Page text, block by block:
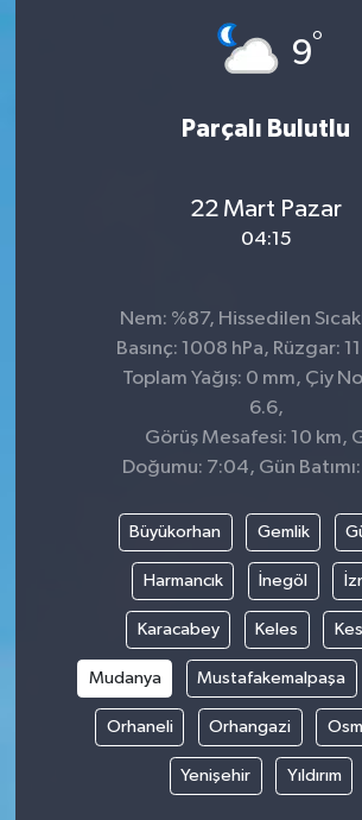
9°
Parçalı Bulutlu
22 Mart Pazar
04:15
Nem: %87, Hissedilen
Basınç: 1008 hPa, Rüzgar:
Toplam Yağış: 0 mm, Çiy
6.6,
Görüş Mesafesi: 10 km,
Doğumu: 7:04, Gün
Büyükorhan Gemlik
Harmancık İnegöl
Karacabey Keles
Mudanya Mustafakemalpaşa
Orhaneli Orhangazi
Yenişehir Yıldırım
Magazin
Günün Haberleri
Yazarlarımız
Tüm Makaleler
Tüm Haberler
Videolu Haberler
Son Dakika